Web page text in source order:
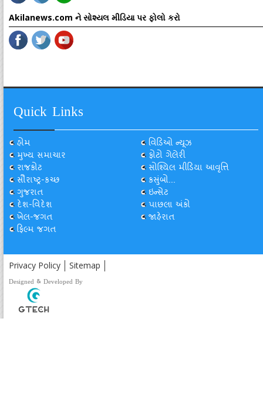
Akilanews.com ને સોશ્યલ મીડિયા પર ફોલો કરો
Quick Links
હોમ
મુખ્ય સમાચાર
રાજકોટ
સૌરાષ્ટ્ર-કચ્છ
ગુજરાત
દેશ-વિદેશ
ખેલ-જગત
ફિલ્મ જગત
વિડિઓ ન્યૂઝ
ફોટો ગેલેરી
સોશ્યિલ મીડિયા આવૃત્તિ
કસુંબો...
ઇન્સેટ
પાછલા અંકો
જાહેરાત
Privacy Policy Sitemap
Designed & Developed By